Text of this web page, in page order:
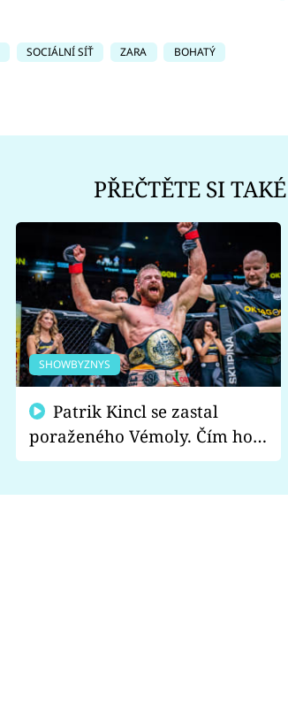
SOCIÁLNÍ SÍŤ ZARA
BOHATÝ
PŘEČTĚTE SI TAKÉ
SHOWBYZNYS
poraženého Vémoly. Čím ho
fanoušci naštvali?